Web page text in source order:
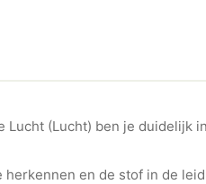
(Lucht) ben je duidelijk
en de stof in de